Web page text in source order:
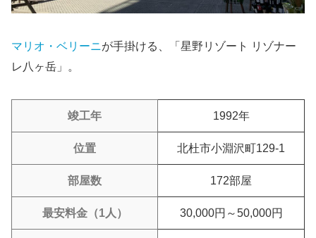
マリオ・ベリーニが手掛ける、「星野リゾート リゾナー
レ八ヶ岳」。
竣工年 1992年
位置 北杜市小淵沢町129-1
部屋数 172部屋
最安料金（1人） 30,000円～50,000円